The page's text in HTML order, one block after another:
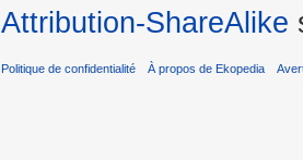
Attribution-ShareAlike
Politique de confidentialité À propos de Ekopedia